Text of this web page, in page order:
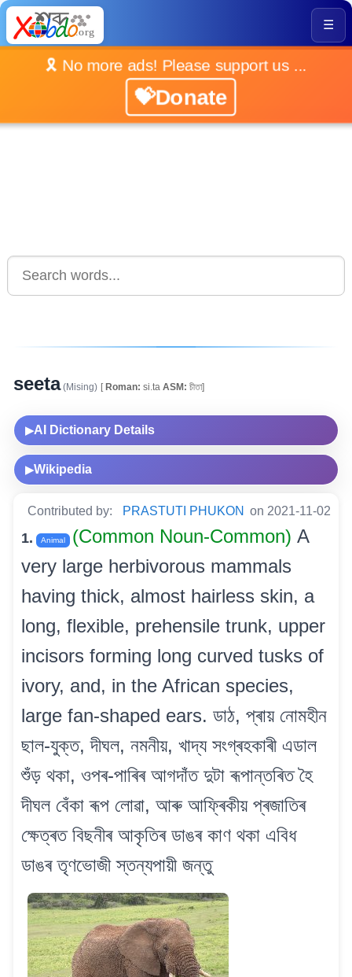
☰
🎗️ No more ads! Please support us ...
💝Donate
seeta(Mising) [Roman: si.ta ASM: চীতা]
▶AI Dictionary Details
▶Wikipedia
Contributed by: PRASTUTI PHUKON on 2021-11-02
1. Animal (Common Noun-Common) A
very large herbivorous mammals
having thick, almost hairless skin, a
long, flexible, prehensile trunk, upper
incisors forming long curved tusks of
ivory, and, in the African species,
large fan-shaped ears. ডাঠ, প্ৰায় নোমহীন
ছাল-যুক্ত, দীঘল, নমনীয়, খাদ্য সংগ্ৰহকাৰী এডাল
শুঁড় থকা, ওপৰ-পাৰিৰ আগদাঁত দুটা ৰূপান্তৰিত হৈ
দীঘল বেঁকা ৰূপ লোৱা, আৰু আফ্ৰিকীয় প্ৰজাতিৰ
ক্ষেত্ৰত বিছনীৰ আকৃতিৰ ডাঙৰ কাণ থকা এবিধ
ডাঙৰ তৃণভোজী স্তন্যপায়ী জন্তু